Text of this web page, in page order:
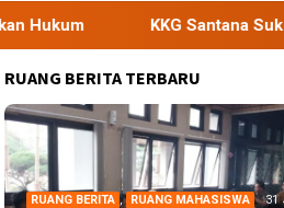
Santana Sukses Gelar
RUANG BERITA TERBARU
RUANG BERITA , RUANG MAHASISWA
31